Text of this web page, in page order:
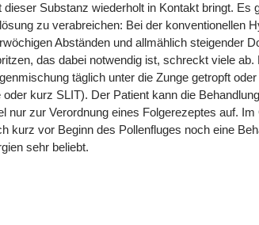
Substanz wiederholt in Kontakt bringt. Es
zu verabreichen: Bei der konventionellen
Abständen und allmählich steigender
das dabei notwendig ist, schreckt viele
täglich unter die Zunge getropft
kurz SLIT). Der Patient kann die
nur zur Verordnung eines Folgerezeptes auf.
kurz vor Beginn des Pollenfluges noch eine
sehr beliebt.